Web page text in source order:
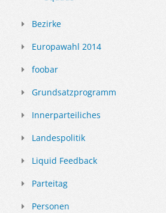
Bezirke
Europawahl 2014
foobar
Grundsatzprogramm
Innerparteiliches
Landespolitik
Liquid Feedback
Parteitag
Personen